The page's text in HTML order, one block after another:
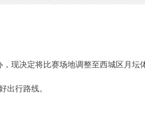
现决定将比赛场地调整至西城区月坛
行路线。